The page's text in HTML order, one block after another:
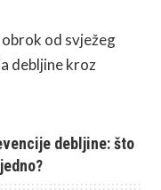
debljine: što